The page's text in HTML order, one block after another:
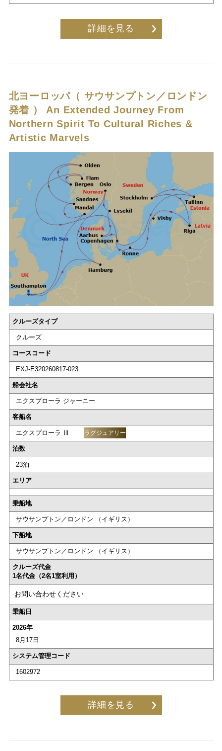
詳細を見る
北ヨーロッパ（ サウサンプトン／ロンドン
発着 ） An Extended Journey From
Northern Spirit To Cultural Riches &
Artistic Marvels
クルーズタイプ
クルーズ
コースコード
EXJ-E320260817-023
船会社名
エクスプローラ ジャーニー
客船名
エクスプローラ Ⅲ ラグジュアリー
泊数
23泊
エリア
乗船地
サウサンプトン／ロンドン （イギリス）
下船地
サウサンプトン／ロンドン （イギリス）
クルーズ代金
1名代金（2名1室利用）
お問い合わせください
乗船日
2026年
8月17日
システム管理コード
1602972
詳細を見る